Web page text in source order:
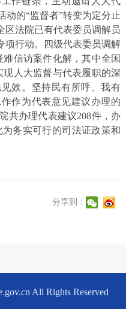
动的“监督者”转变为定分止
区法院已有代表委员调解员
项行动。四级代表委员调解
难信访案件化解，其中全国
现人大监督与代表履职的深
效。坚持民有所呼、我有
作为代表意见建议办理的
共办理代表建议208件，办
务实可行的司法证政策和
分享到：
All Rights Reserved